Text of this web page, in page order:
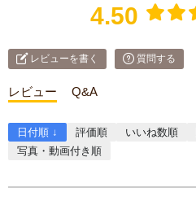
4.50
レビューを書く 質問する
レビュー Q&A
日付順 ↓ 評価順 いいね数順
写真・動画付き順